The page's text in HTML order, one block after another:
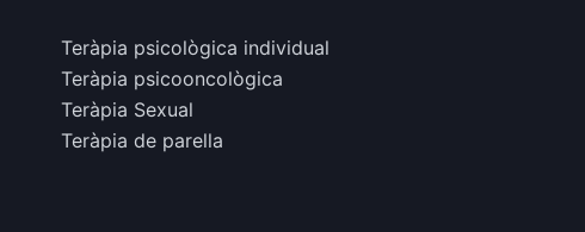
Teràpia psicològica individual
Teràpia psicooncològica
Teràpia Sexual
Teràpia de parella